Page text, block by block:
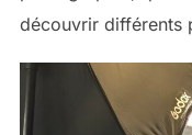
découvrir différents